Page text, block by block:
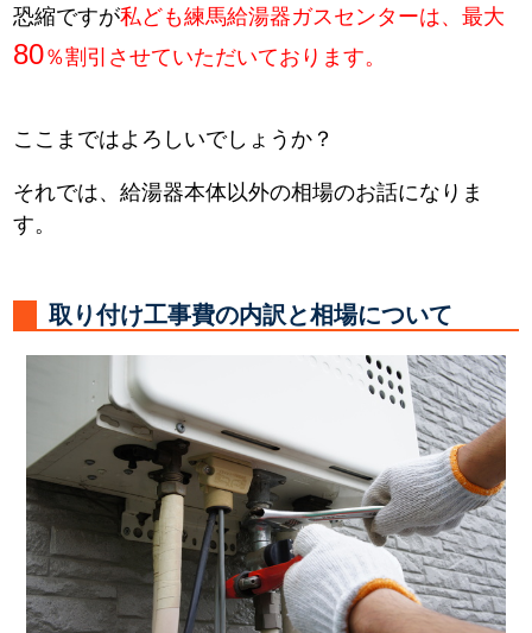
恐縮ですが私ども練馬給湯器ガスセンターは、最大
80％割引させていただいております。
ここまではよろしいでしょうか？
それでは、給湯器本体以外の相場のお話になりま
す。
取り付け工事費の内訳と相場について